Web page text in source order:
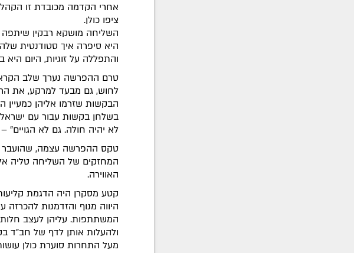
אחרי הקדמה מכובדת זו
ציפו כולן.
השליחה מושקא רבקין שיתפה
היא סיפרה איך סטודנטית
והתפללה על זוגיות, היום
טרם ההפרשה נערך שלב
לחוש, גם מבעד למרקע, את
הבקשות שזרמו אליהן כמעיין
בשלחן בקשות עבור עם
לא יהיה חולה. גם לא הגויים"
טקס ההפרשה עצמה, שהועבר
המחזקים של השליחה טליה
האווירה.
קטע מסקרן היה הדגמת קליעות
היווה מנוף והזדמנות
המשתתפות. עליהן לעצב
ולהעלות אותן לדף של חב"ד
מעל התחרות סוערת כולן